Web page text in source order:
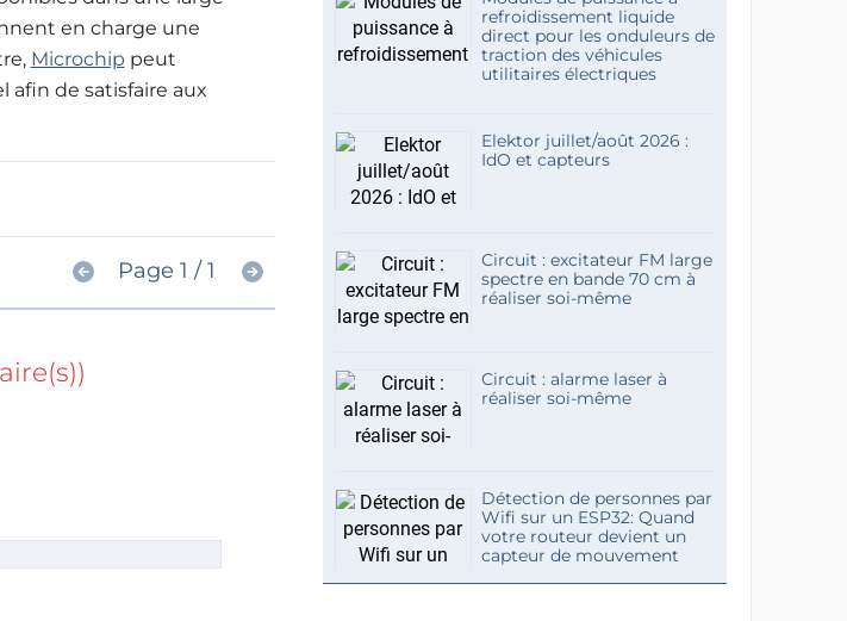
en charge une
Microchip peut
afin de satisfaire aux
Page 1 / 1
refroidissement liquide
direct pour les onduleurs de
traction des véhicules
utilitaires électriques
Elektor juillet/août 2026 :
IdO et capteurs
Circuit : excitateur FM large
spectre en bande 70 cm à
réaliser soi-même
Circuit : alarme laser à
réaliser soi-même
Détection de personnes par
Wifi sur un ESP32: Quand
votre routeur devient un
capteur de mouvement